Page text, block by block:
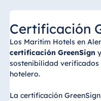
Certificación
Los Maritim Hotels en
certificación GreenSign
sostenibilidad
hotelero.
La certificación